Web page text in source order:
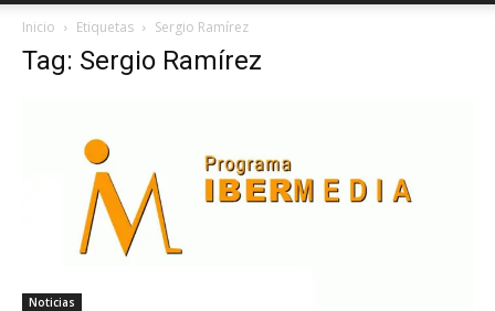
Inicio Etiquetas Sergio Ramírez
Tag: Sergio Ramírez
Noticias